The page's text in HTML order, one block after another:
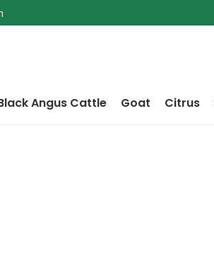
Angus Cattle Goat Citrus